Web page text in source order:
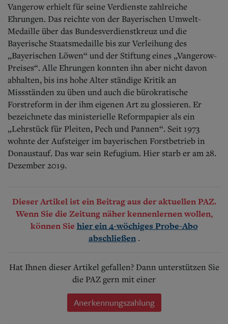
Vangerow erhielt für seine Verdienste zahlreiche
Ehrungen. Das reichte von der Bayerischen Umwelt-
Medaille über das Bundesverdienstkreuz und die
Bayerische Staatsmedaille bis zur Verleihung des
„Bayerischen Löwen“ und der Stiftung eines „Vangerow-
Preises“. Alle Ehrungen konnten ihn aber nicht davon
abhalten, bis ins hohe Alter ständige Kritik an
Missständen zu üben und auch die bürokratische
Forstreform in der ihm eigenen Art zu glossieren. Er
bezeichnete das ministerielle Reformpapier als ein
„Lehrstück für Pleiten, Pech und Pannen“. Seit 1973
wohnte der Aufsteiger im bayerischen Forstbetrieb in
Donaustauf. Das war sein Refugium. Hier starb er am 28.
Dezember 2019.
Dieser Artikel ist ein Beitrag aus der aktuellen PAZ.
Wenn Sie die Zeitung näher kennenlernen wollen,
können Sie hier ein 4-wöchiges Probe-Abo
abschließen .
Hat Ihnen dieser Artikel gefallen? Dann unterstützen Sie
die PAZ gern mit einer
Anerkennungszahlung